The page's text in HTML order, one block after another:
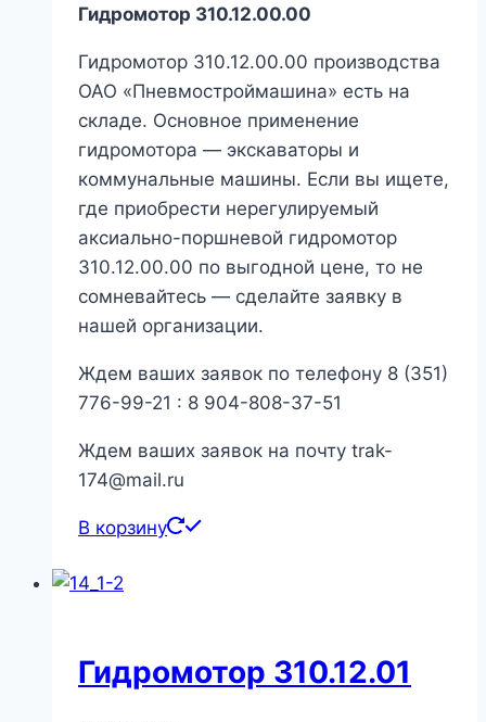
Гидромотор 310.12.00.00
Гидромотор 310.12.00.00 производства
ОАО «Пневмостроймашина» есть на
складе. Основное применение
гидромотора — экскаваторы и
коммунальные машины. Если вы ищете,
где приобрести нерегулируемый
аксиально-поршневой гидромотор
310.12.00.00 по выгодной цене, то не
сомневайтесь — сделайте заявку в
нашей организации.
Ждем ваших заявок по телефону 8 (351)
776-99-21 : 8 904-808-37-51
Ждем ваших заявок на почту trak-
174@mail.ru
В корзину
Гидромотор 310.12.01